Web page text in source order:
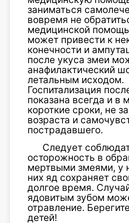
заниматься
вовремя не
медицинской
может привести к
конечности и
после укуса змеи
анафилактический
летальным исходом.
Госпитализация
показана всегда и в
короткие сроки, не
возраста и
пострадавшего.
Следует
осторожность в
мертвыми змеями, у
них яд сохраняет
долгое время.
ядовитым зубом
отравление.
детей!